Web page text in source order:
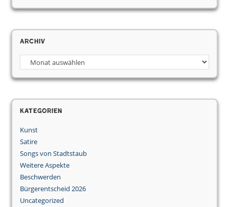
Archiv
Archiv
Kategorien
Kunst
Satire
Songs von Stadtstaub
Weitere Aspekte
Beschwerden
Bürgerentscheid 2026
Uncategorized